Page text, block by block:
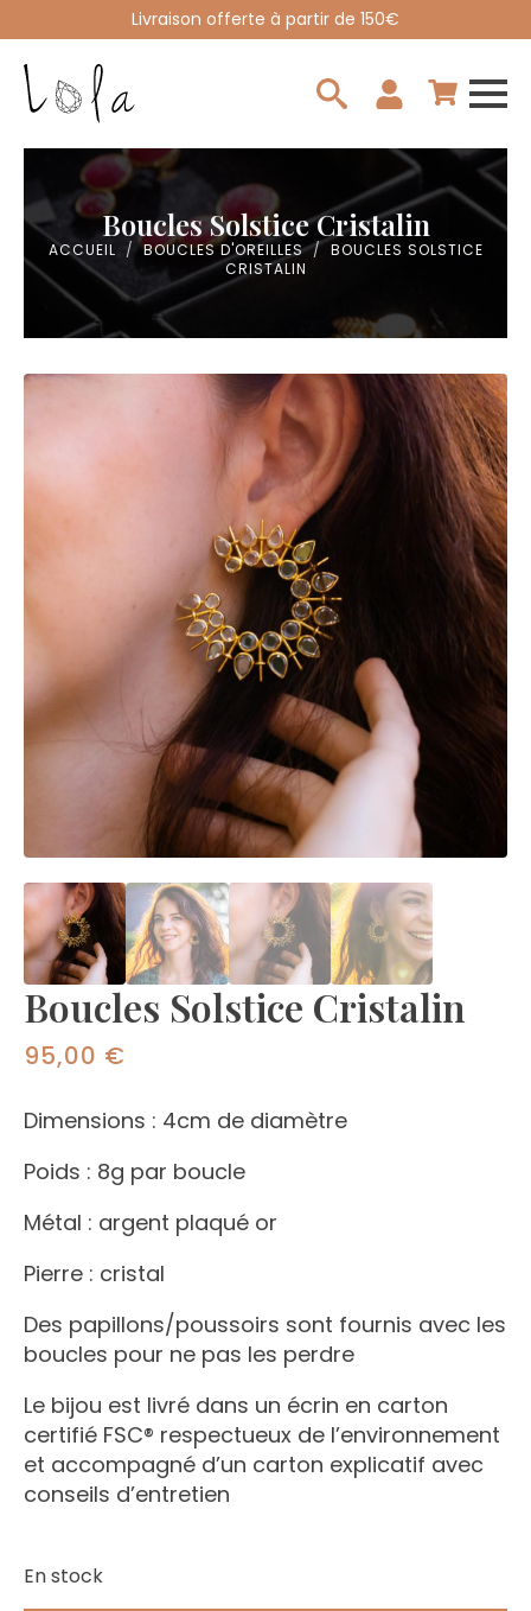
Livraison offerte à partir de 150€
Boucles Solstice Cristalin
ACCUEIL BOUCLES D'OREILLES
BOUCLES SOLSTICE
CRISTALIN
Boucles Solstice Cristalin
95,00 €
Dimensions : 4cm de diamètre
Poids : 8g par boucle
Métal : argent plaqué or
Pierre : cristal
Des papillons/poussoirs sont fournis avec les
boucles pour ne pas les perdre
Le bijou est livré dans un écrin en carton
certifié FSC® respectueux de l’environnement
et accompagné d’un carton explicatif avec
conseils d’entretien
En stock